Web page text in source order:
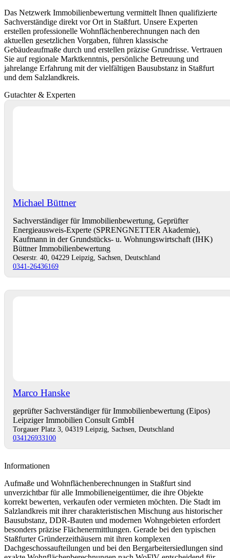
Das Netzwerk Immobilienbewertung vermittelt Ihnen qualifizierte
Sachverständige direkt vor Ort in Staßfurt. Unsere Experten
erstellen professionelle Wohnflächenberechnungen nach den
aktuellen gesetzlichen Vorgaben, führen klassische
Gebäudeaufmaße durch und erstellen präzise Grundrisse. Vertrauen
Sie auf regionale Marktkenntnis, persönliche Betreuung und
jahrelange Erfahrung mit der vielfältigen Bausubstanz in Staßfurt
und dem Salzlandkreis.
Gutachter & Experten
Michael Büttner
Sachverständiger für Immobilienbewertung, Geprüfter
Energieausweis-Experte (SPRENGNETTER Akademie),
Kaufmann in der Grundstücks- u. Wohnungswirtschaft (IHK)
Büttner Immobilienbewertung
Oeserstr. 40, 04229 Leipzig, Sachsen, Deutschland
0341-26436169
Marco Hanske
geprüfter Sachverständiger für Immobilienbewertung (Eipos)
Leipziger Immobilien Consult GmbH
Torgauer Platz 3, 04319 Leipzig, Sachsen, Deutschland
034126933100
Informationen
Aufmaße und Wohnflächenberechnungen in Staßfurt sind
unverzichtbar für alle Immobilieneigentümer, die ihre Objekte
korrekt bewerten, verkaufen oder vermieten möchten. Die Stadt im
Salzlandkreis mit ihrer charakteristischen Mischung aus historischer
Bausubstanz, DDR-Bauten und modernen Wohngebieten erfordert
besonders präzise Flächenermittlungen. Gerade bei den typischen
Staßfurter Gründerzeithäusern mit ihren komplexen
Dachgeschossaufteilungen und bei den Bergarbeitersiedlungen sind